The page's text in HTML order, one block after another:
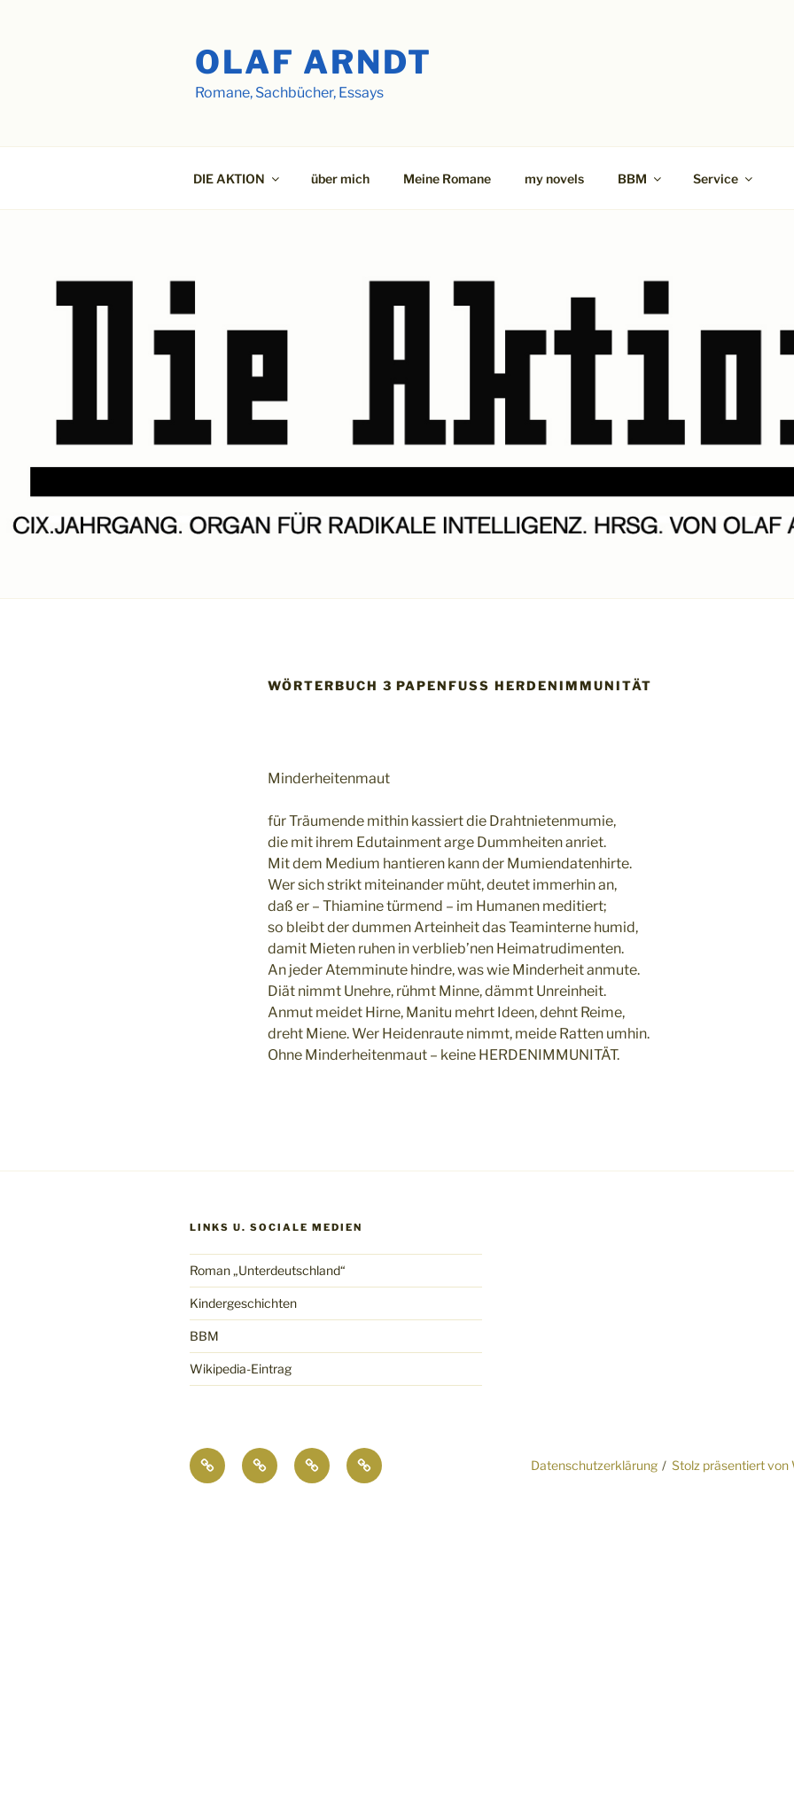
OLAF ARNDT
Romane, Sachbücher, Essays
DIE AKTION über mich Meine Romane my novels BBM Service
WÖRTERBUCH 3 PAPENFUSS HERDENIMMUNITÄT
Minderheitenmaut
für Träumende mithin kassiert die Drahtnietenmumie,
die mit ihrem Edutainment arge Dummheiten anriet.
Mit dem Medium hantieren kann der Mumiendatenhirte.
Wer sich strikt miteinander müht, deutet immerhin an,
daß er – Thiamine türmend – im Humanen meditiert;
so bleibt der dummen Arteinheit das Teaminterne humid,
damit Mieten ruhen in verblieb’nen Heimatrudimenten.
An jeder Atemminute hindre, was wie Minderheit anmute.
Diät nimmt Unehre, rühmt Minne, dämmt Unreinheit.
Anmut meidet Hirne, Manitu mehrt Ideen, dehnt Reime,
dreht Miene. Wer Heidenraute nimmt, meide Ratten umhin.
Ohne Minderheitenmaut – keine HERDENIMMUNITÄT.
LINKS U. SOCIALE MEDIEN
Roman „Unterdeutschland“
Kindergeschichten
BBM
Wikipedia-Eintrag
Roman
„Unterdeutschland“
Kindergeschichten
BBM
Wikipedia-
Eintrag
Datenschutzerklärung Stolz präsentiert von